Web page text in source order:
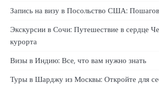
Запись на визу в Посольство США:
Экскурсии в Сочи: Путешествие в сердце
курорта
Визы в Индию: Все, что вам нужно знать
Туры в Шарджу из Москвы: Откройте для